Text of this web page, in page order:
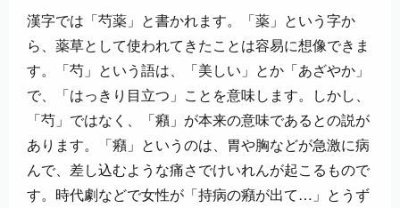
漢字では「芍薬」と書かれます。「薬」という字か
ら、薬草として使われてきたことは容易に想像できま
す。「芍」という語は、「美しい」とか「あざやか」
で、「はっきり目立つ」ことを意味します。しかし、
「芍」ではなく、「癪」が本来の意味であるとの説が
あります。「癪」というのは、胃や胸などが急激に病
んで、差し込むような痛さでけいれんが起こるもので
す。時代劇などで女性が「持病の癪が出て…」とうず